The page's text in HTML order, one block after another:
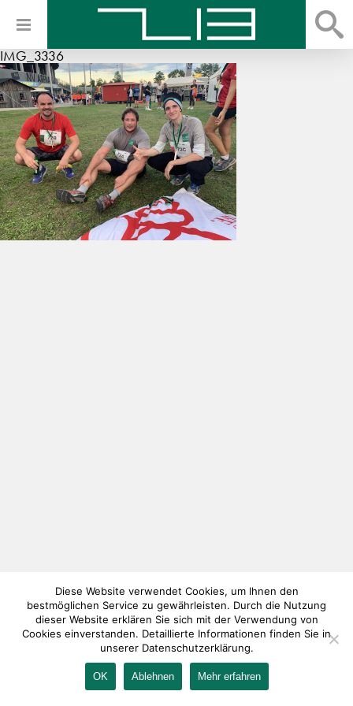
IMG_3336
IMPRESSUM KONTAKT AGB DATENSCHUTZ
Diese Website verwendet Cookies, um Ihnen den
bestmöglichen Service zu gewährleisten. Durch die Nutzung
dieser Website erklären Sie sich mit der Verwendung von
Cookies einverstanden. Detaillierte Informationen finden Sie in
unserer Datenschutzerklärung.
OK Ablehnen Mehr erfahren